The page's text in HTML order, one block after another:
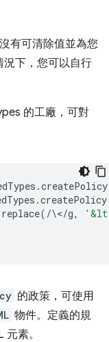
有可清除值並為您
下，您可以自行
的工廠，可對
.createPolicy
.createPolicy
replace( /\</g,
的政策，可使用
物件。定義的規
素。